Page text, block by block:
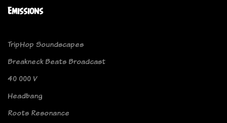
Emissions
TripHop Soundscapes
Breakneck Beats Broadcast
40 000 V
Headbang
Roots Resonance